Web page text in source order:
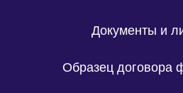
Документы и
Образец договора